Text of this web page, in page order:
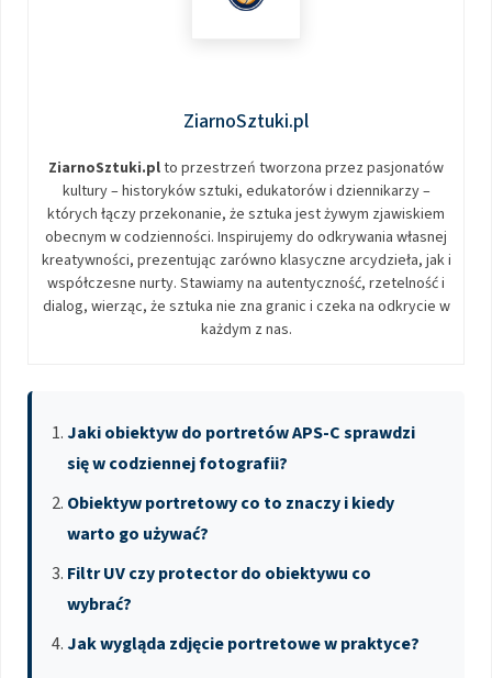
ZiarnoSztuki.pl
ZiarnoSztuki.plto przestrzeń tworzona przez pasjonatów
kultury – historyków sztuki, edukatorów i dziennikarzy –
których łączy przekonanie, że sztuka jest żywym zjawiskiem
obecnym w codzienności. Inspirujemy do odkrywania własnej
kreatywności, prezentując zarówno klasyczne arcydzieła, jak i
współczesne nurty. Stawiamy na autentyczność, rzetelność i
dialog, wierząc, że sztuka nie zna granic i czeka na odkrycie w
każdym z nas.
Jaki obiektyw do portretów APS-C sprawdzi
się w codziennej fotografii?
Obiektyw portretowy co to znaczy i kiedy
warto go używać?
Filtr UV czy protector do obiektywu co
wybrać?
Jak wygląda zdjęcie portretowe w praktyce?